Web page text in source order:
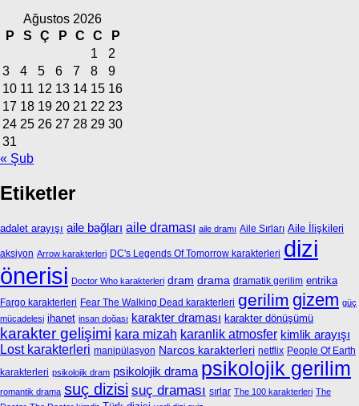
Ağustos 2026
P
S Ç P C C
P
1
2
3
4 5 6 7 8
9
10 11 12 13 14 15 16
17 18 19 20 21 22 23
24 25 26 27 28 29 30
31
« Şub
Etiketler
adalet arayışı aile bağları aile draması aile dramı Aile Sırları Aile İlişkileri
aksiyon Arrow karakterleri DC's Legends Of Tomorrow karakterleri dizi
önerisi Doctor Who karakterleri dram drama dramatik gerilim entrika
Fargo karakterleri Fear The Walking Dead karakterleri gerilim gizem güç
mücadelesi ihanet insan doğası karakter draması karakter dönüşümü
karakter gelişimi kara mizah karanlik atmosfer kimlik arayışı
Lost karakterleri manipülasyon Narcos karakterleri netflix People Of Earth
karakterleri psikolojik dram psikolojik drama psikolojik gerilim
romantik drama suç dizisi suç draması sırlar The 100 karakterleri The